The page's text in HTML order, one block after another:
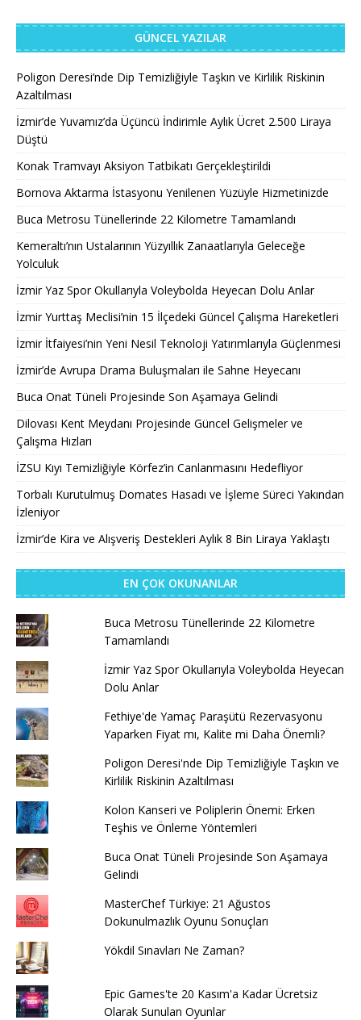
GÜNCEL YAZILAR
Poligon Deresi’nde Dip Temizliğiyle Taşkın ve Kirlilik Riskinin
Azaltılması
İzmir’de Yuvamız’da Üçüncü İndirimle Aylık Ücret 2.500 Liraya
Düştü
Konak Tramvayı Aksiyon Tatbikatı Gerçekleştirildi
Bornova Aktarma İstasyonu Yenilenen Yüzüyle Hizmetinizde
Buca Metrosu Tünellerinde 22 Kilometre Tamamlandı
Kemeraltı’nın Ustalarının Yüzyıllık Zanaatlarıyla Geleceğe
Yolculuk
İzmir Yaz Spor Okullarıyla Voleybolda Heyecan Dolu Anlar
İzmir Yurttaş Meclisi’nin 15 İlçedeki Güncel Çalışma Hareketleri
İzmir İtfaiyesi’nin Yeni Nesil Teknoloji Yatırımlarıyla Güçlenmesi
İzmir’de Avrupa Drama Buluşmaları ile Sahne Heyecanı
Buca Onat Tüneli Projesinde Son Aşamaya Gelindi
Dilovası Kent Meydanı Projesinde Güncel Gelişmeler ve
Çalışma Hızları
İZSU Kıyı Temizliğiyle Körfez’in Canlanmasını Hedefliyor
Torbalı Kurutulmuş Domates Hasadı ve İşleme Süreci Yakından
İzleniyor
İzmir’de Kira ve Alışveriş Destekleri Aylık 8 Bin Liraya Yaklaştı
EN ÇOK OKUNANLAR
Buca Metrosu Tünellerinde 22 Kilometre
Tamamlandı
İzmir Yaz Spor Okullarıyla Voleybolda Heyecan
Dolu Anlar
Fethiye'de Yamaç Paraşütü Rezervasyonu
Yaparken Fiyat mı, Kalite mi Daha Önemli?
Poligon Deresi'nde Dip Temizliğiyle Taşkın ve
Kirlilik Riskinin Azaltılması
Kolon Kanseri ve Poliplerin Önemi: Erken
Teşhis ve Önleme Yöntemleri
Buca Onat Tüneli Projesinde Son Aşamaya
Gelindi
MasterChef Türkiye: 21 Ağustos
Dokunulmazlık Oyunu Sonuçları
Yökdil Sınavları Ne Zaman?
Epic Games'te 20 Kasım'a Kadar Ücretsiz
Olarak Sunulan Oyunlar